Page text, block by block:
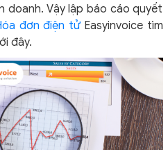
doanh. Vậy lập báo cáo quyết
đơn điện tửEasyinvoice tìm
đây.